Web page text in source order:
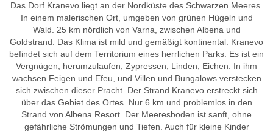
Das Dorf Kranevo liegt an der Nordküste des Schwarzen Meeres.
In einem malerischen Ort, umgeben von grünen Hügeln und
Wald. 25 km nördlich von Varna, zwischen Albena und
Goldstrand. Das Klima ist mild und gemäßigt kontinental. Kranevo
befindet sich auf dem Territorium eines herrlichen Parks. Es ist ein
Vergnügen, herumzulaufen, Zypressen, Linden, Eichen. In ihm
wachsen Feigen und Efeu, und Villen und Bungalows verstecken
sich zwischen dieser Pracht. Der Strand Kranevo erstreckt sich
über das Gebiet des Ortes. Nur 6 km und problemlos in den
Strand von Albena Resort. Der Meeresboden ist sanft, ohne
gefährliche Strömungen und Tiefen. Auch für kleine Kinder